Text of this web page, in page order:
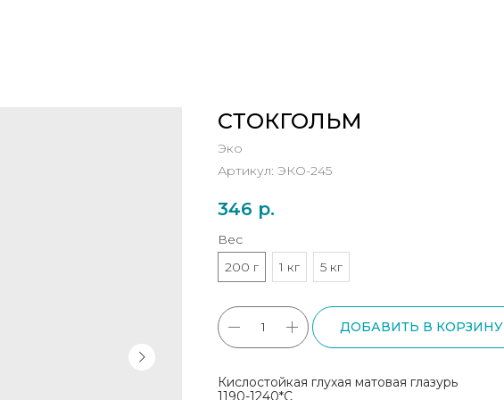
СТОКГОЛЬМ
Эко
Артикул: ЭКО-245
346 р.
Вес
200 г
1 кг 5 кг
ДОБАВИТЬ В КОРЗИНУ
Кислостойкая глухая матовая глазурь
1190-1240*С